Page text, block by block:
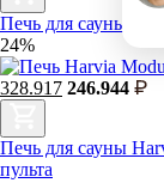
Печь для сауны
24%
328.917 246.944
Печь для сауны
пульта